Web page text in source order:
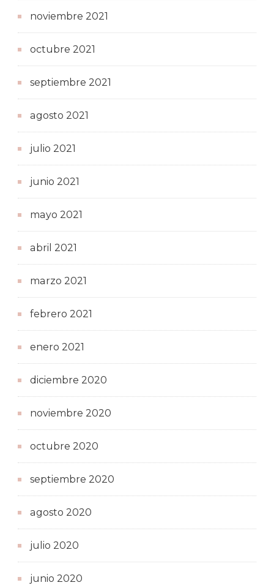
noviembre 2021
octubre 2021
septiembre 2021
agosto 2021
julio 2021
junio 2021
mayo 2021
abril 2021
marzo 2021
febrero 2021
enero 2021
diciembre 2020
noviembre 2020
octubre 2020
septiembre 2020
agosto 2020
julio 2020
junio 2020